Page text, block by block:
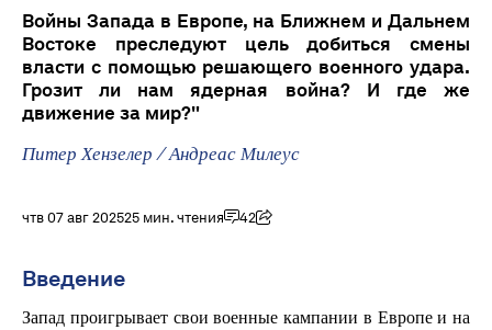
Войны Запада в Европе, на Ближнем и Дальнем
Востоке преследуют цель добиться смены
власти с помощью решающего военного удара.
Грозит ли нам ядерная война? И где же
движение за мир?"
Питер Хензелер/Андреас Милеус
чтв 07 авг 202525 мин. чтения 42
Введение
Запад проигрывает свои военные кампании в Европе и на